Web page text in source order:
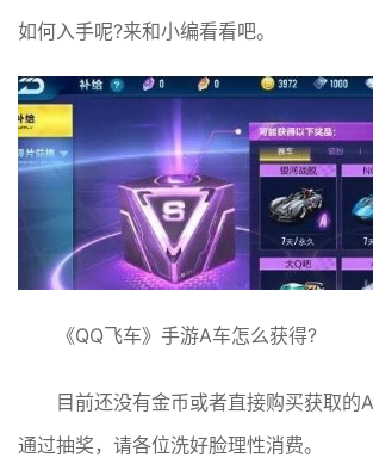
如何入手呢?来和小编看看吧。
《QQ飞车》手游A车怎么获得?
目前还没有金币或者直接购买获取的
通过抽奖，请各位洗好脸理性消费。